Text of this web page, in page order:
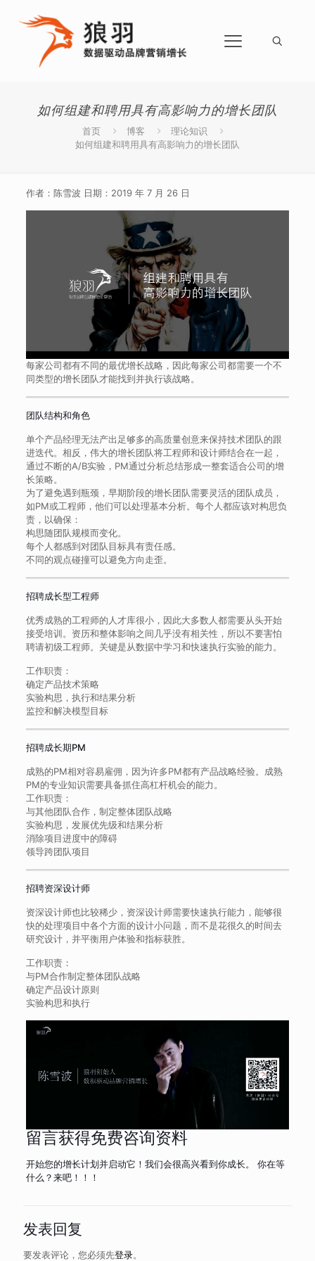
如何组建和聘用具有高影响力的增长团队
首页 博客
理论知识
如何组建和聘用具有高影响力的增长团队
作者：陈雪波 日期：2019 年 7 月 26 日
每家公司都有不同的最优增长战略，因此每家公司都需要一个不
同类型的增长团队才能找到并执行该战略。
团队结构和角色
单个产品经理无法产出足够多的高质量创意来保持技术团队的跟
进迭代。相反，伟大的增长团队将工程师和设计师结合在一起，
通过不断的A/B实验，PM通过分析总结形成一整套适合公司的增
长策略。
为了避免遇到瓶颈，早期阶段的增长团队需要灵活的团队成员，
如PM或工程师，他们可以处理基本分析。每个人都应该对构思负
责，以确保：
构思随团队规模而变化。
每个人都感到对团队目标具有责任感。
不同的观点碰撞可以避免方向走歪。
招聘成长型工程师
优秀成熟的工程师的人才库很小，因此大多数人都需要从头开始
接受培训。资历和整体影响之间几乎没有相关性，所以不要害怕
聘请初级工程师。关键是从数据中学习和快速执行实验的能力。
工作职责：
确定产品技术策略
实验构思，执行和结果分析
监控和解决模型目标
招聘成长期PM
成熟的PM相对容易雇佣，因为许多PM都有产品战略经验。成熟
PM的专业知识需要具备抓住高杠杆机会的能力。
工作职责：
与其他团队合作，制定整体团队战略
实验构思，发展优先级和结果分析
消除项目进度中的障碍
领导跨团队项目
招聘资深设计师
资深设计师也比较稀少，资深设计师需要快速执行能力，能够很
快的处理项目中各个方面的设计小问题，而不是花很久的时间去
研究设计，并平衡用户体验和指标获胜。
工作职责：
与PM合作制定整体团队战略
确定产品设计原则
实验构思和执行
留言获得免费咨询资料
开始您的增长计划并启动它！我们会很高兴看到你成长。 你在等
什么？来吧！！！
发表回复
要发表评论，您必须先登录。